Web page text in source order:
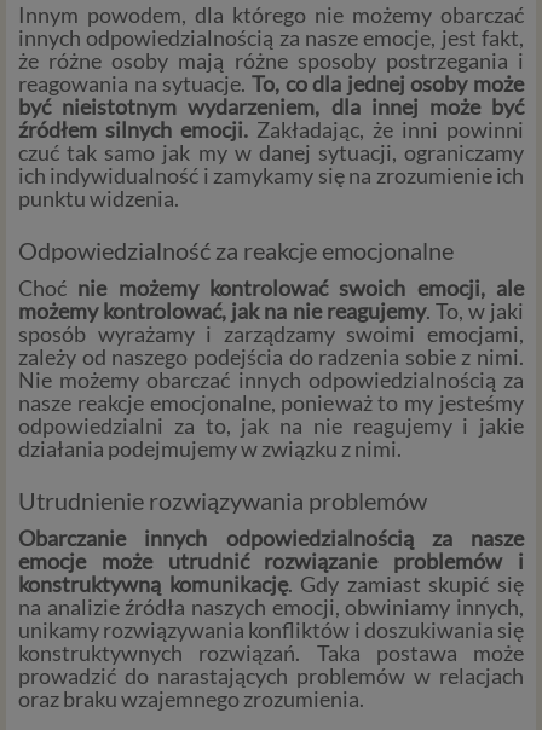
Innym powodem, dla którego nie możemy obarczać
innych odpowiedzialnością za nasze emocje, jest fakt,
że różne osoby mają różne sposoby postrzegania i
reagowania na sytuacje. To, co dla jednej osoby może
być nieistotnym wydarzeniem, dla innej może być
źródłem silnych emocji. Zakładając, że inni powinni
czuć tak samo jak my w danej sytuacji, ograniczamy
ich indywidualność i zamykamy się na zrozumienie ich
punktu widzenia.
Odpowiedzialność za reakcje emocjonalne
Choć nie możemy kontrolować swoich emocji, ale
możemy kontrolować, jak na nie reagujemy. To, w jaki
sposób wyrażamy i zarządzamy swoimi emocjami,
zależy od naszego podejścia do radzenia sobie z nimi.
Nie możemy obarczać innych odpowiedzialnością za
nasze reakcje emocjonalne, ponieważ to my jesteśmy
odpowiedzialni za to, jak na nie reagujemy i jakie
działania podejmujemy w związku z nimi.
Utrudnienie rozwiązywania problemów
Obarczanie innych odpowiedzialnością za nasze
emocje może utrudnić rozwiązanie problemów i
konstruktywną komunikację. Gdy zamiast skupić się
na analizie źródła naszych emocji, obwiniamy innych,
unikamy rozwiązywania konfliktów i doszukiwania się
konstruktywnych rozwiązań. Taka postawa może
prowadzić do narastających problemów w relacjach
oraz braku wzajemnego zrozumienia.